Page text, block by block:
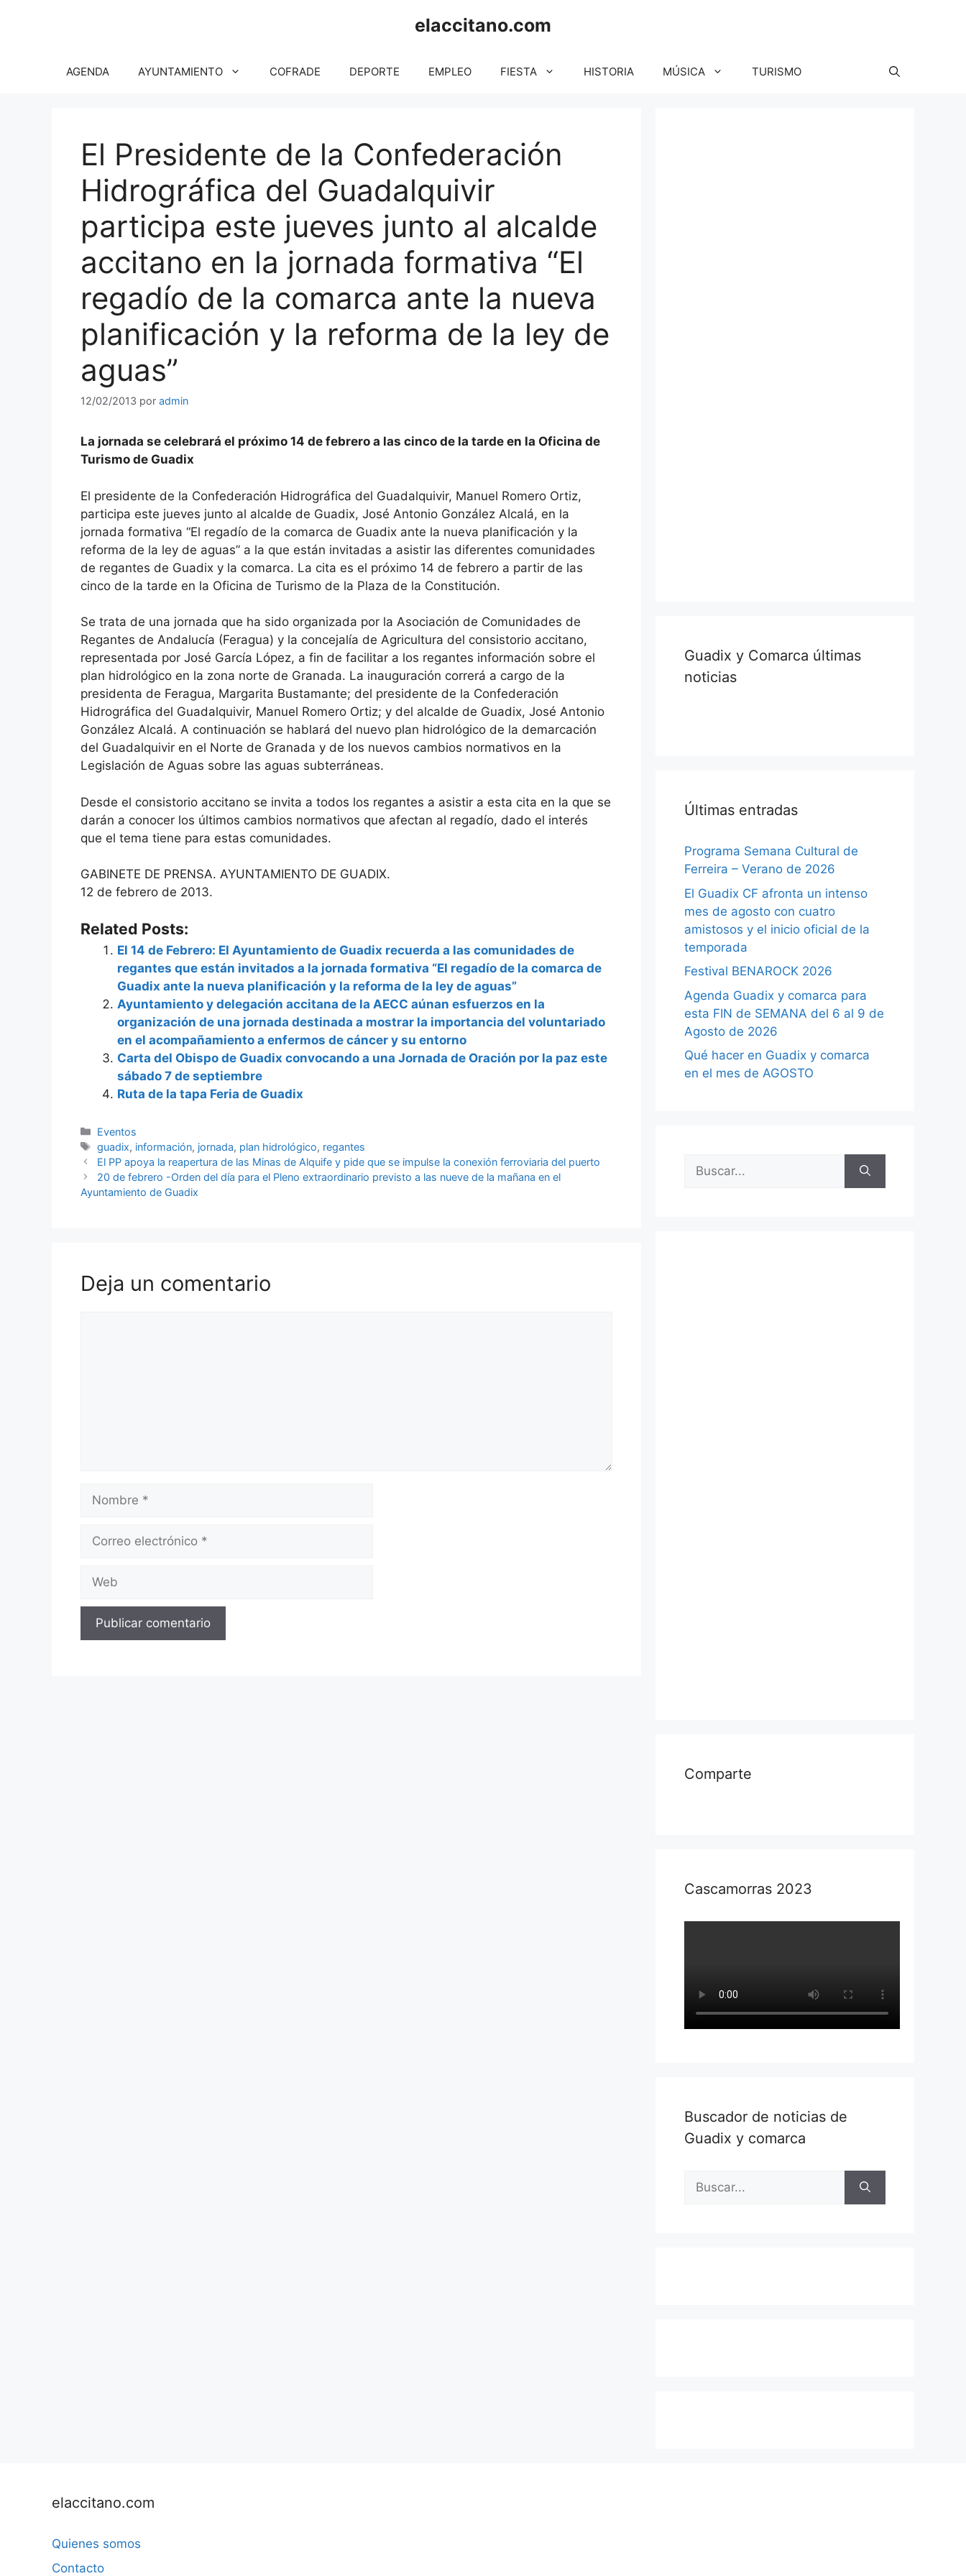
elaccitano.com
AGENDA AYUNTAMIENTO COFRADE DEPORTE EMPLEO FIESTA HISTORIA MÚSICA TURISMO
El Presidente de la Confederación
Hidrográfica del Guadalquivir
participa este jueves junto al alcalde
accitano en la jornada formativa “El
regadío de la comarca ante la nueva
planificación y la reforma de la ley de
aguas”
12/02/2013 por admin
La jornada se celebrará el próximo 14 de febrero a las cinco de la tarde en la Oficina de
Turismo de Guadix
El presidente de la Confederación Hidrográfica del Guadalquivir, Manuel Romero Ortiz,
participa este jueves junto al alcalde de Guadix, José Antonio González Alcalá, en la
jornada formativa “El regadío de la comarca de Guadix ante la nueva planificación y la
reforma de la ley de aguas” a la que están invitadas a asistir las diferentes comunidades
de regantes de Guadix y la comarca. La cita es el próximo 14 de febrero a partir de las
cinco de la tarde en la Oficina de Turismo de la Plaza de la Constitución.
Se trata de una jornada que ha sido organizada por la Asociación de Comunidades de
Regantes de Andalucía (Feragua) y la concejalía de Agricultura del consistorio accitano,
representada por José García López, a fin de facilitar a los regantes información sobre el
plan hidrológico en la zona norte de Granada. La inauguración correrá a cargo de la
presidenta de Feragua, Margarita Bustamante; del presidente de la Confederación
Hidrográfica del Guadalquivir, Manuel Romero Ortiz; y del alcalde de Guadix, José Antonio
González Alcalá. A continuación se hablará del nuevo plan hidrológico de la demarcación
del Guadalquivir en el Norte de Granada y de los nuevos cambios normativos en la
Legislación de Aguas sobre las aguas subterráneas.
Desde el consistorio accitano se invita a todos los regantes a asistir a esta cita en la que se
darán a conocer los últimos cambios normativos que afectan al regadío, dado el interés
que el tema tiene para estas comunidades.
GABINETE DE PRENSA. AYUNTAMIENTO DE GUADIX.
12 de febrero de 2013.
Related Posts:
El 14 de Febrero: El Ayuntamiento de Guadix recuerda a las comunidades de
regantes que están invitados a la jornada formativa “El regadío de la comarca de
Guadix ante la nueva planificación y la reforma de la ley de aguas”
Ayuntamiento y delegación accitana de la AECC aúnan esfuerzos en la
organización de una jornada destinada a mostrar la importancia del voluntariado
en el acompañamiento a enfermos de cáncer y su entorno
Carta del Obispo de Guadix convocando a una Jornada de Oración por la paz este
sábado 7 de septiembre
Ruta de la tapa Feria de Guadix
Categorías
Eventos
Etiquetas
guadix, información, jornada, plan hidrológico, regantes
El PP apoya la reapertura de las Minas de Alquife y pide que se impulse la conexión ferroviaria del puerto
20 de febrero -Orden del día para el Pleno extraordinario previsto a las nueve de la mañana en el
Ayuntamiento de Guadix
Deja un comentario
electrónico
Guadix y Comarca últimas
noticias
Últimas entradas
Programa Semana Cultural de
Ferreira – Verano de 2026
El Guadix CF afronta un intenso
mes de agosto con cuatro
amistosos y el inicio oficial de la
temporada
Festival BENAROCK 2026
Agenda Guadix y comarca para
esta FIN de SEMANA del 6 al 9 de
Agosto de 2026
Qué hacer en Guadix y comarca
en el mes de AGOSTO
Buscar:
Comparte
Cascamorras 2023
Buscador de noticias de
Guadix y comarca
Buscar:
elaccitano.com
Quienes somos
Contacto